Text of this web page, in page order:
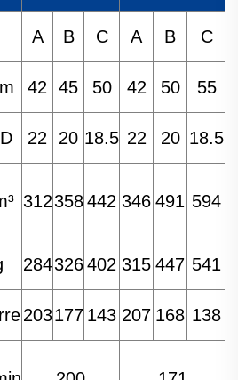
A B C A B
C
42 45 50 42 50 55
22 20 18.5 22 20 18.5
312358 442 346 491 594
284326 402 315 447 541
203177 143 207 168 138